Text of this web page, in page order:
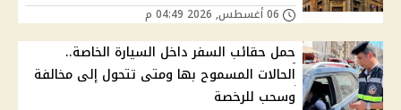
حمل حقائب السفر داخل السيارة الخاصة..
الحالات المسموح بها ومتى تتحول إلى مخالفة
وسحب للرخصة